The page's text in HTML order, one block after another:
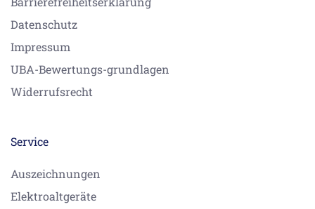
Datenschutz
Impressum
UBA-Bewertungs-grundlagen
Widerrufsrecht
Service
Auszeichnungen
Elektroaltgeräte